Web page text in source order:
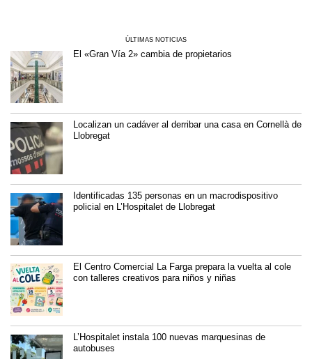
ÚLTIMAS NOTICIAS
El «Gran Vía 2» cambia de propietarios
Localizan un cadáver al derribar una casa en Cornellà de
Llobregat
Identificadas 135 personas en un macrodispositivo
policial en L’Hospitalet de Llobregat
El Centro Comercial La Farga prepara la vuelta al cole
con talleres creativos para niños y niñas
L’Hospitalet instala 100 nuevas marquesinas de
autobuses